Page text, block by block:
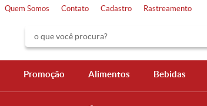
Quem Somos Contato Cadastro Rastreamento
Promoção Alimentos Bebidas